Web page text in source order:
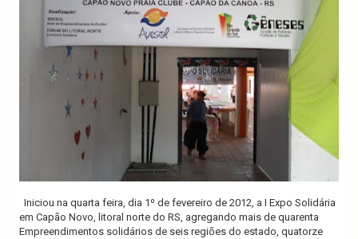
Iniciou na quarta feira, dia 1º de fevereiro de 2012, a I Expo Solidária
em Capão Novo, litoral norte do RS, agregando mais de quarenta
Empreendimentos solidários de seis regiões do estado, quatorze